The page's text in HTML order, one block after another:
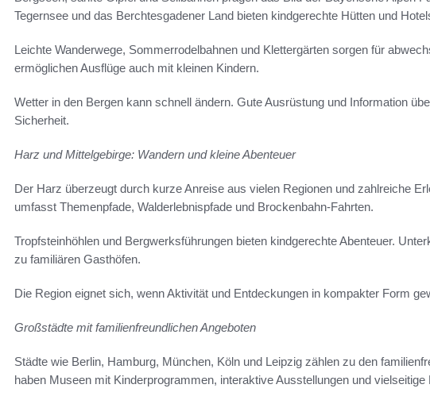
Tegernsee und das Berchtesgadener Land bieten kindgerechte Hütten und
Leichte Wanderwege, Sommerrodelbahnen und Klettergärten sorgen für
ermöglichen Ausflüge auch mit kleinen Kindern.
Wetter in den Bergen kann schnell ändern. Gute Ausrüstung und Information
Sicherheit.
Harz und Mittelgebirge: Wandern und kleine Abenteuer
Der Harz überzeugt durch kurze Anreise aus vielen Regionen und zahlreiche
umfasst Themenpfade, Walderlebnispfade und Brockenbahn-Fahrten.
Tropfsteinhöhlen und Bergwerksführungen bieten kindgerechte Abenteuer.
zu familiären Gasthöfen.
Die Region eignet sich, wenn Aktivität und Entdeckungen in kompakter Form
Großstädte mit familienfreundlichen Angeboten
Städte wie Berlin, Hamburg, München, Köln und Leipzig zählen zu den
haben Museen mit Kinderprogrammen, interaktive Ausstellungen und vielseitige